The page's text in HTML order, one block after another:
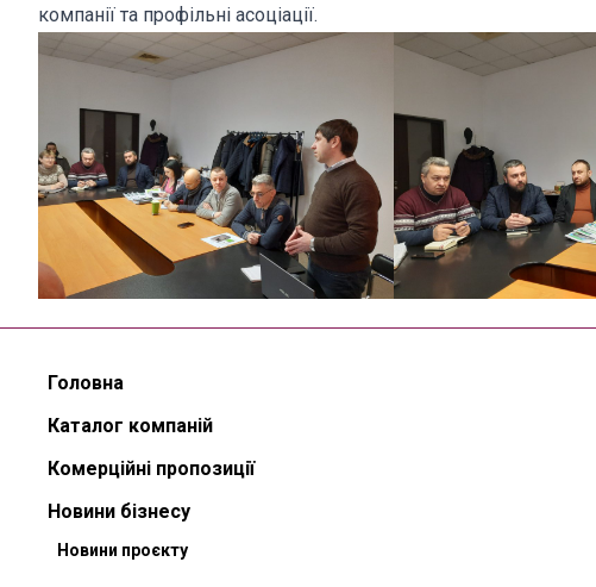
компанії та профільні асоціації.
Головна
Каталог компаній
Комерційні пропозиції
Новини бізнесу
Новини проєкту